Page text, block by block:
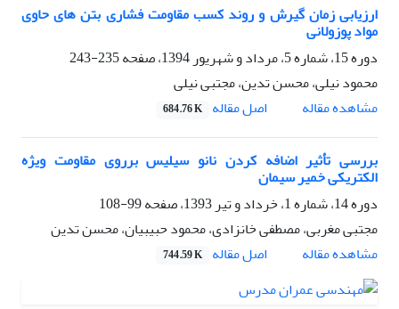
ارزیابی زمان گیرش و روند کسب مقاومت فشاری بتن های حاوی
مواد پوزولانی
دوره 15، شماره 5، مرداد و شهریور 1394، صفحه
235-243
محمود نیلی، محسن تدین، مجتبی نیلی
مشاهده مقاله
اصل مقاله 684.76 K
بررسی تأثیر اضافه کردن نانو سیلیس برروی مقاومت ویژه
الکتریکی خمیر سیمان
دوره 14، شماره 1، خرداد و تیر 1393، صفحه
99-108
مجتبی مغربی، مصطفی خانزادی، محمود حبیبیان، محسن تدین
مشاهده مقاله
اصل مقاله 744.59 K